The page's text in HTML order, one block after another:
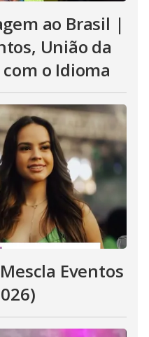
ao Brasil |
União da
o Idioma
Eventos